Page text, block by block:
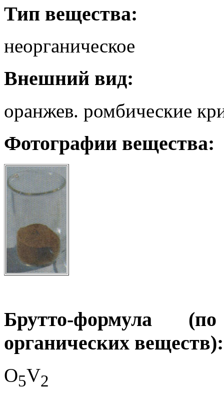
Тип вещества:
неорганическое
Внешний вид:
оранжев. ромбические
Фотографии вещества:
Брутто-формула
органических веществ):
O5V2